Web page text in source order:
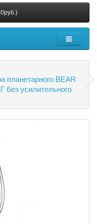
планетарного BEAR
усилительного